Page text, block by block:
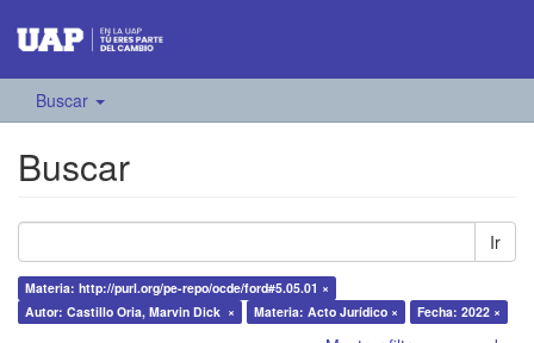
Buscar
Buscar
Ir
Materia: http://purl.org/pe-repo/ocde/ford#5.05.01 ×
Autor: Castillo Oria, Marvin Dick ×
Materia: Acto Jurídico × Fecha: 2022 ×